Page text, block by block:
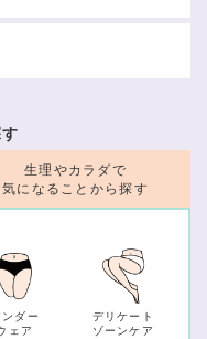
ンダー
ェア
デリケート
ゾーンケア
生理やカラダで
気になることから探す